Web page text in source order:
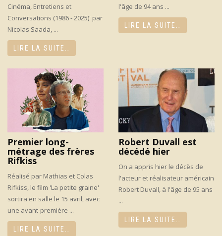
Cinéma, Entretiens et
Conversations (1986 - 2025)' par
Nicolas Saada, ...
LIRE LA SUITE…
l'âge de 94 ans ...
LIRE LA SUITE…
Premier long-
métrage des frères
Rifkiss
Réalisé par Mathias et Colas
Rifkiss, le film 'La petite graine'
sortira en salle le 15 avril, avec
une avant-première ...
LIRE LA SUITE…
Robert Duvall est
décédé hier
On a appris hier le décès de
l'acteur et réalisateur américain
Robert Duvall, à l'âge de 95 ans
...
LIRE LA SUITE…